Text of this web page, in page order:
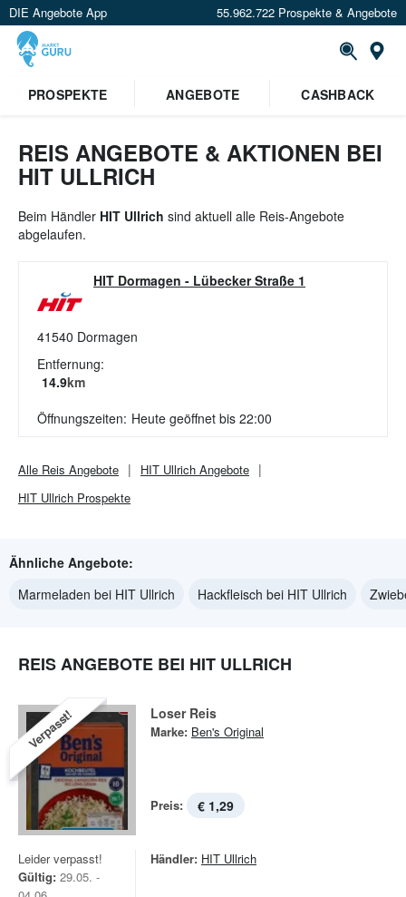
DIE Angebote App 55.962.722 Prospekte & Angebote
Standort festlegen
PROSPEKTE ANGEBOTE CASHBACK
REIS ANGEBOTE & AKTIONEN BEI
HIT ULLRICH
Beim Händler HIT Ullrich sind aktuell alle Reis-Angebote
abgelaufen.
HIT Dormagen - Lübecker Straße 1
41540 Dormagen
Entfernung:
14.9km
Öffnungszeiten: Heute geöffnet bis 22:00
Alle Reis Angebote HIT Ullrich Angebote
HIT Ullrich Prospekte
Ähnliche Angebote:
Marmeladen bei HIT Ullrich
Hackfleisch bei HIT Ullrich
REIS ANGEBOTE BEI HIT ULLRICH
Verpasst! Loser Reis
Marke: Ben's Original
Preis: € 1,29
Leider verpasst!
Gültig: 29.05. -
Händler: HIT Ullrich